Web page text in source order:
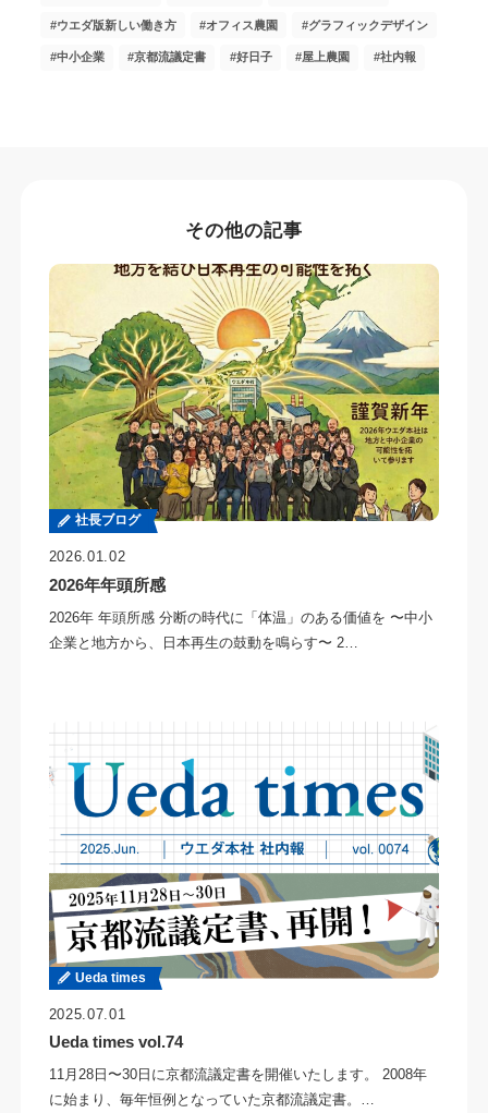
ウエダ版新しい働き方 オフィス農園 グラフィックデザイン
中小企業 京都流議定書 好日子 屋上農園 社内報
その他の記事
社長ブログ
2026.01.02
2026年年頭所感
2026年 年頭所感 分断の時代に「体温」のある価値を 〜中小
企業と地方から、日本再生の鼓動を鳴らす〜 2…
Ueda times
2025.07.01
Ueda times vol.74
11月28日〜30日に京都流議定書を開催いたします。 2008年
に始まり、毎年恒例となっていた京都流議定書。…